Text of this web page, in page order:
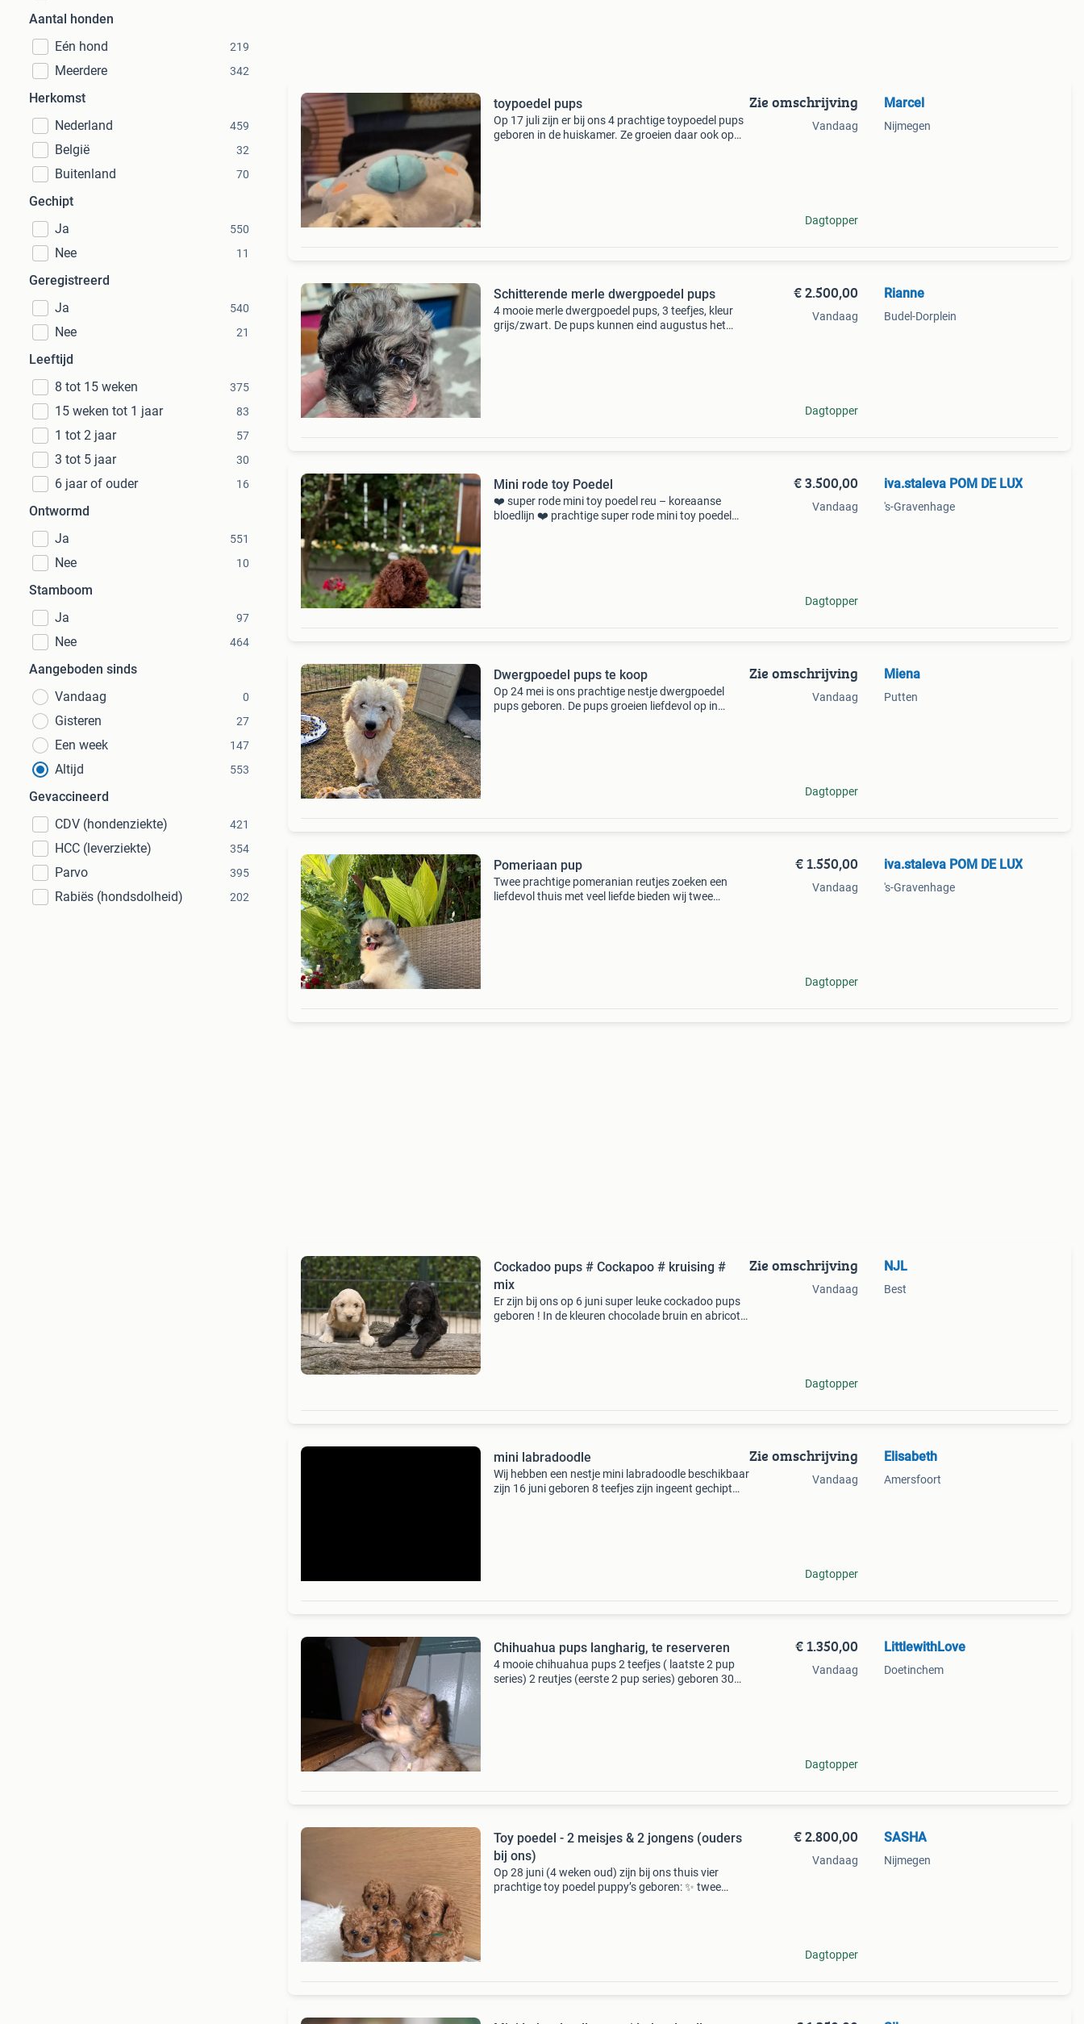
Aantal honden
Eén hond
219
Meerdere 342
Herkomst
Nederland
459
België 32
Buitenland 70
Gechipt
Ja
550
Nee 11
Geregistreerd
Ja
540
Nee 21
Leeftijd
8 tot 15 weken
375
15 weken tot 1 jaar 83
1 tot 2 jaar 57
3 tot 5 jaar 30
6 jaar of ouder 16
Ontwormd
Ja
551
Nee 10
Stamboom
Ja
97
Nee 464
Aangeboden sinds
Vandaag
0
Gisteren 27
Een week 147
Altijd 553
Gevaccineerd
CDV (hondenziekte)
421
HCC (leverziekte) 354
Parvo 395
Rabiës (hondsdolheid) 202
toypoedel pups
Op 17 juli zijn er bij ons 4 prachtige toypoedel pups
geboren in de huiskamer. Ze groeien daar ook op
Zie omschrijving
Vandaag
Dagtopper
Marcel
Nijmegen
Schitterende merle dwergpoedel pups
4 mooie merle dwergpoedel pups, 3 teefjes, kleur
grijs/zwart. De pups kunnen eind augustus het
€ 2.500,00
Vandaag
Dagtopper
Rianne
Budel-Dorplein
Mini rode toy Poedel
❤️ super rode mini toy poedel reu – koreaanse
bloedlijn ❤️ prachtige super rode mini toy poedel
€ 3.500,00
Vandaag
Dagtopper
iva.staleva POM DE LUX
's-Gravenhage
Dwergpoedel pups te koop
Op 24 mei is ons prachtige nestje dwergpoedel
pups geboren. De pups groeien liefdevol op in
Zie omschrijving
Vandaag
Dagtopper
Miena
Putten
Pomeriaan pup
Twee prachtige pomeranian reutjes zoeken een
liefdevol thuis met veel liefde bieden wij twee
€ 1.550,00
Vandaag
Dagtopper
iva.staleva POM DE LUX
's-Gravenhage
Cockadoo pups # Cockapoo # kruising #
mix
Er zijn bij ons op 6 juni super leuke cockadoo pups
geboren ! In de kleuren chocolade bruin en abricot
Zie omschrijving
Vandaag
Dagtopper
NJL
Best
mini labradoodle
Wij hebben een nestje mini labradoodle beschikbaar
zijn 16 juni geboren 8 teefjes zijn ingeent gechipt
Zie omschrijving
Vandaag
Dagtopper
Elisabeth
Amersfoort
Chihuahua pups langharig, te reserveren
4 mooie chihuahua pups 2 teefjes ( laatste 2 pup
series) 2 reutjes (eerste 2 pup series) geboren 30
€ 1.350,00
Vandaag
Dagtopper
LittlewithLove
Doetinchem
Toy poedel - 2 meisjes & 2 jongens (ouders
bij ons)
Op 28 juni (4 weken oud) zijn bij ons thuis vier
prachtige toy poedel puppy’s geboren: ✨ twee
€ 2.800,00
Vandaag
Dagtopper
SASHA
Nijmegen